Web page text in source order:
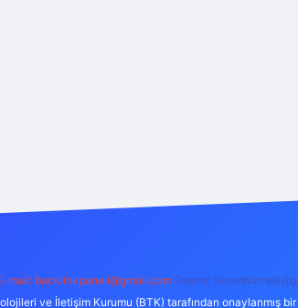
mail: backlinkpaneli@gmail.com Teams:
ve İletişim Kurumu (BTK) tarafından